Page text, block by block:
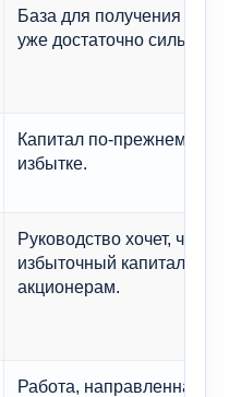
База для получения
уже достаточно сильна.
Капитал по-прежнему в
избытке.
Руководство хочет, чтобы
избыточный капитал
акционерам.
Работа, направленная на